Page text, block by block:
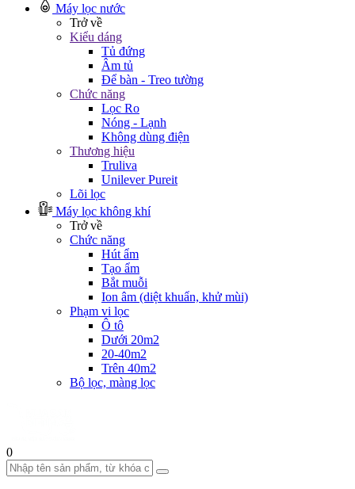
Máy lọc nước
Trở về
Kiểu dáng
Tủ đứng
Âm tủ
Để bàn - Treo tường
Chức năng
Lọc Ro
Nóng - Lạnh
Không dùng điện
Thương hiệu
Truliva
Unilever Pureit
Lõi lọc
Máy lọc không khí
Trở về
Chức năng
Hút ẩm
Tạo ẩm
Bắt muỗi
Ion âm (diệt khuẩn, khử mùi)
Phạm vi lọc
Ô tô
Dưới 20m2
20-40m2
Trên 40m2
Bộ lọc, màng lọc
0